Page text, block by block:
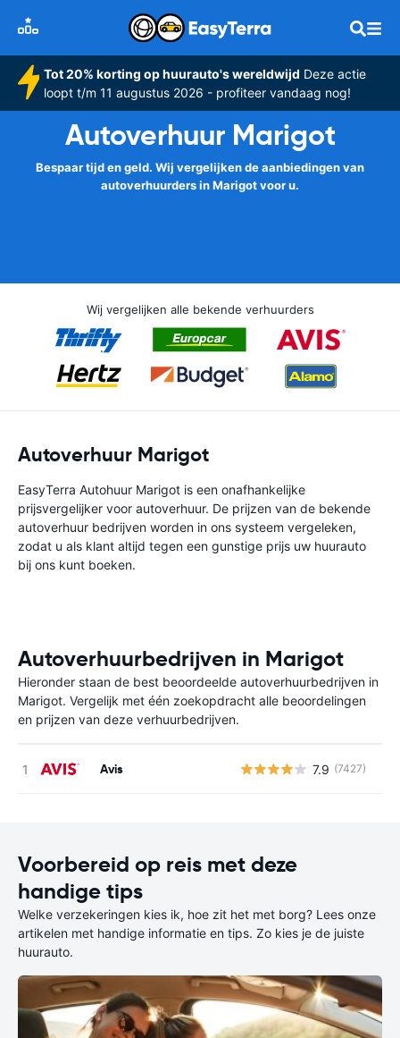
Tot 20% korting op huurauto's wereldwijd Deze actie
loopt t/m 11 augustus 2026 - profiteer vandaag nog!
Autoverhuur Marigot
Bespaar tijd en geld. Wij vergelijken de aanbiedingen van
autoverhuurders in Marigot voor u.
Wij vergelijken alle bekende verhuurders
Autoverhuur Marigot
EasyTerra Autohuur Marigot is een onafhankelijke
prijsvergelijker voor autoverhuur. De prijzen van de bekende
autoverhuur bedrijven worden in ons systeem vergeleken,
zodat u als klant altijd tegen een gunstige prijs uw huurauto
bij ons kunt boeken.
Autoverhuurbedrijven in Marigot
Hieronder staan de best beoordeelde autoverhuurbedrijven in
Marigot. Vergelijk met één zoekopdracht alle beoordelingen
en prijzen van deze verhuurbedrijven.
Avis 7.9 (7427)
Voorbereid op reis met deze
handige tips
Welke verzekeringen kies ik, hoe zit het met borg? Lees onze
artikelen met handige informatie en tips. Zo kies je de juiste
huurauto.